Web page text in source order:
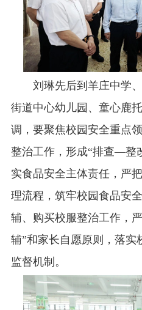
刘琳先后到羊庄中学
街道中心幼儿园、童心鹿
调，要聚焦校园安全重点
整治工作，形成“排查—整
实食品安全主体责任，严
理流程，筑牢校园食品安
辅、购买校服整治工作，
辅”和家长自愿原则，落实
监督机制。